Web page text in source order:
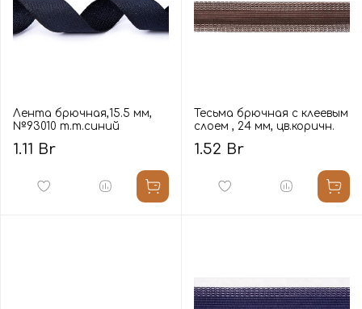
Лента брючная,15.5 мм,
№93010 т.т.синий
1.11 Br
Тесьма брючная с клеевым
слоем , 24 мм, цв.коричн.
1.52 Br